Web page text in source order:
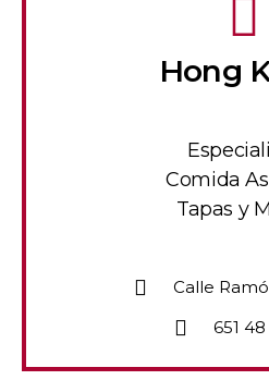
Hong
Comida
Tapas y
Calle
651